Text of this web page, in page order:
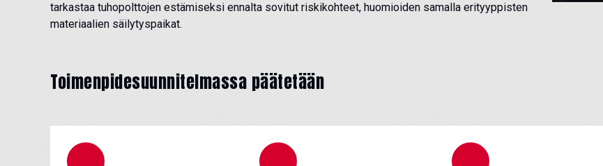
tarkastaa tuhopolttojen estämiseksi ennalta sovitut riskikohteet, huomioiden samalla erityyppisten
materiaalien säilytyspaikat.
Toimenpidesuunnitelmassa päätetään